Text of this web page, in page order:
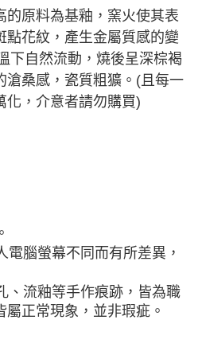
support/home
供之「AFTEE先享後付」服務完成之交
人資料，並將交易相關給付款項請求債
覽以下網址：
依據個別帳號之用戶狀況，依本公司即
額度不足之情形，本公司將視審查結果
用戶之使用額度並採取法律行動。
的原料為基釉，窯火使其表
點花紋，產生金屬質感的變
下自然流動，燒後呈深棕褐
滄桑感，瓷質粗獷。(且每一
化，介意者請勿購買)
電腦螢幕不同而有所差異，
、流釉等手作痕跡，皆為職
正常現象，並非瑕疵。